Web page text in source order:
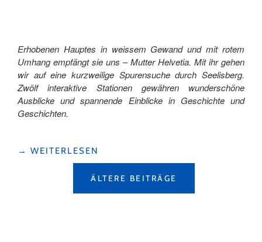
Erhobenen Hauptes in weissem Gewand und mit rotem
Umhang empfängt sie uns – Mutter Helvetia. Mit ihr gehen
wir auf eine kurzweilige Spurensuche durch Seelisberg.
Zwölf interaktive Stationen gewähren wunderschöne
Ausblicke und spannende Einblicke in Geschichte und
Geschichten.
"MIT
→ WEITERLESEN
BEITRAGSNAVIGATION
ÄLTERE BEITRÄGE